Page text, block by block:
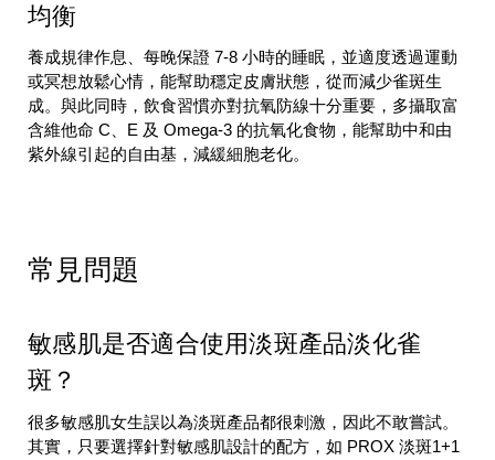
均衡
養成規律作息、每晚保證 7-8 小時的睡眠，並適度透過運動
或冥想放鬆心情，能幫助穩定皮膚狀態，從而減少雀斑生
成。與此同時，飲食習慣亦對抗氧防線十分重要，多攝取富
含維他命 C、E 及 Omega-3 的抗氧化食物，能幫助中和由
紫外線引起的自由基，減緩細胞老化。
常見問題
敏感肌是否適合使用淡斑產品淡化雀
斑？
很多敏感肌女生誤以為淡斑產品都很刺激，因此不敢嘗試。
其實，只要選擇針對敏感肌設計的配方，如 PROX 淡斑1+1